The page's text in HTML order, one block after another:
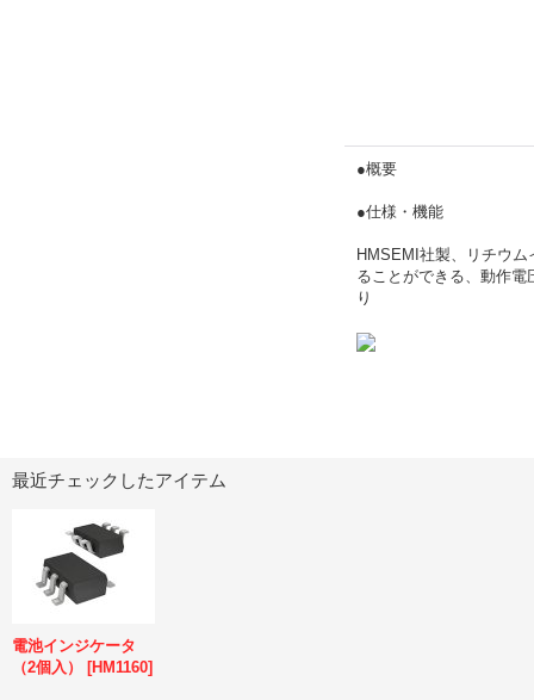
●概要
●仕様・機能
HMSEMI社製、リチウ
ることができる、動作電
り
最近チェックしたアイテム
電池インジケータ
（2個入）
[HM1160]